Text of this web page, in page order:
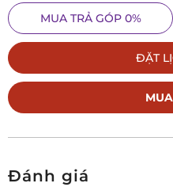
MUA TRẢ GÓP 0%
ĐẶT
Đánh giá